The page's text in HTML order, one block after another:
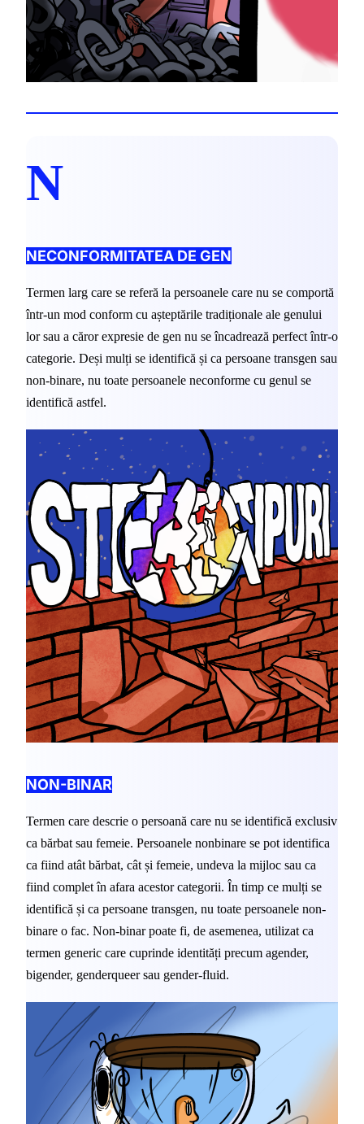
N
NECONFORMITATEA DE GEN
Termen larg care se referă la persoanele care nu se comportă
într-un mod conform cu așteptările tradiționale ale genului
lor sau a căror expresie de gen nu se încadrează perfect într-o
categorie. Deși mulți se identifică și ca persoane transgen sau
non-binare, nu toate persoanele neconforme cu genul se
identifică astfel.
NON-BINAR
Termen care descrie o persoană care nu se identifică exclusiv
ca bărbat sau femeie. Persoanele nonbinare se pot identifica
ca fiind atât bărbat, cât și femeie, undeva la mijloc sau ca
fiind complet în afara acestor categorii. În timp ce mulți se
identifică și ca persoane transgen, nu toate persoanele non-
binare o fac. Non-binar poate fi, de asemenea, utilizat ca
termen generic care cuprinde identități precum agender,
bigender, genderqueer sau gender-fluid.